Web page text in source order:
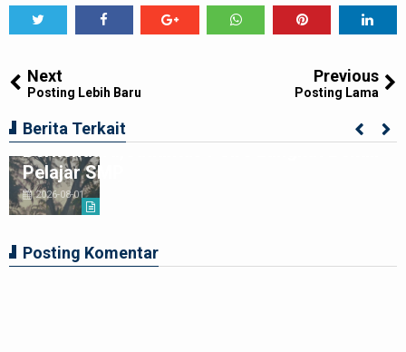
Next
Posting Lebih Baru
Previous
Posting Lama
Berita Terkait
Ciptakan Generasi Muda Tertib
Berkendara,Satlantas Polre Langkat Bekali
Pelajar SMP
2026-08-01
Posting Komentar